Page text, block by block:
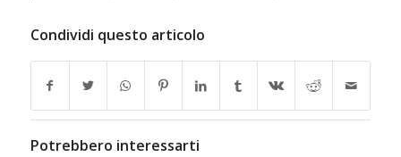
Condividi questo articolo
Potrebbero interessarti